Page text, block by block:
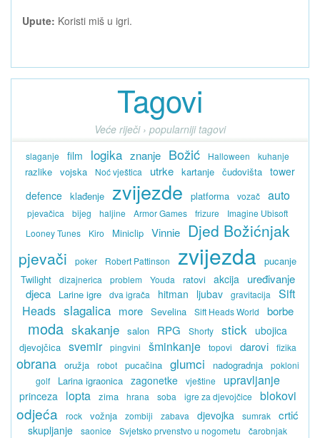
Upute: Koristi miš u igri.
Tagovi
Veće riječi › popularniji tagovi
slaganje film logika znanje Božić Halloween kuhanje
razlike vojska Noć vještica utrke kartanje čudovišta tower
defence
klađenje zvijezde platforma vozač auto
pjevačica bijeg haljine Armor Games frizure
Imagine Ubisoft
Looney Tunes
Kiro Miniclip Vinnie Djed Božićnjak
pjevači
poker Robert Pattinson zvijezda
pucanje
Twilight
dizajnerica problem Youda ratovi akcija
uređivanje
djeca
Larine igre dva igrača hitman ljubav gravitacija
Sift
Heads slagalica more Sevelina Sift Heads World borbe
moda skakanje salon RPG Shorty stick ubojica
djevojčica svemir pingvini šminkanje topovi darovi fizika
obrana oružja robot pucačina glumci nadogradnja
pokloni
golf
Larina igraonica zagonetke vještine upravljanje
princeza lopta zima hrana soba igre za djevojčice blokovi
odjeća rock vožnja zombiji zabava djevojka sumrak crtić
skupljanje saonice Svjetsko prvenstvo u nogometu
čarobnjak